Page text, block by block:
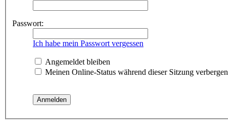
Passwort:
Ich habe mein Passwort vergessen
Angemeldet bleiben
Meinen Online-Status während dieser Sitzung verbergen